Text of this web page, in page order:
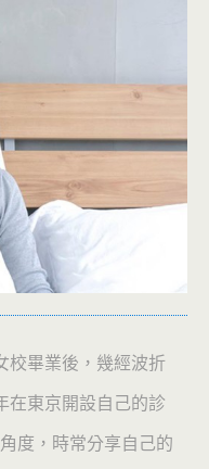
校畢業後，幾經波折
在東京開設自己的診
度，時常分享自己的